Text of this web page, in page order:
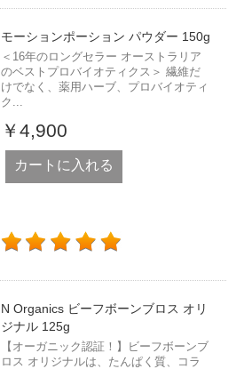
モーションポーション パウダー 150g
＜16年のロングセラー オーストラリア
のベストプロバイオティクス＞ 繊維だ
けでなく、薬用ハーブ、プロバイオティ
ク...
￥4,900
カートに入れる
N Organics ビーフボーンブロス オリ
ジナル 125g
【オーガニック認証！】ビーフボーンブ
ロス オリジナルは、たんぱく質、コラ